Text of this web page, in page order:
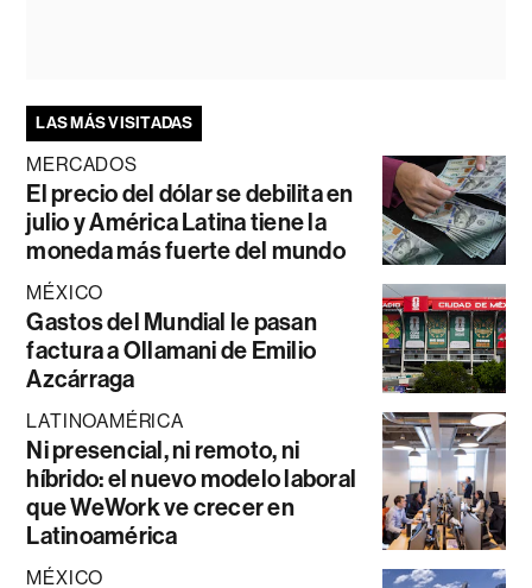
LAS MÁS VISITADAS
MERCADOS
El precio del dólar se debilita en
julio y América Latina tiene la
moneda más fuerte del mundo
MÉXICO
Gastos del Mundial le pasan
factura a Ollamani de Emilio
Azcárraga
LATINOAMÉRICA
Ni presencial, ni remoto, ni
híbrido: el nuevo modelo laboral
que WeWork ve crecer en
Latinoamérica
MÉXICO